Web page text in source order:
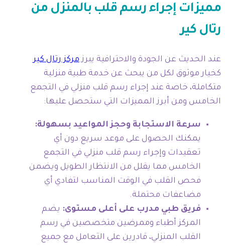
مميزات إجراء رسم قلب بالمنزل من
رتال كير
عند الحديث عن الجودة والاحترافية يبرزمركز رتال كير
كخيار موثوق لكل من يبحث عن خدمة طبية منزلية
متكاملة، خاصة عند إجراء رسم قلب منزلي في التجمع
الخامس ومن أبرز المميزات التي ستحصل عليها:
سرعة الاستجابة وحجز المواعيد بسهولة:
يمكنك الحصول على موعد سريع دون أي
تعقيدات وإجراء رسم قلب منزلي في التجمع
الخامس مما يقلل من الانتظار الطويل ويضمن
فحص القلب في الوقت المناسب لتفادي أي
مضاعفات محتملة.
فريق طبي مدرب على أعلى مستوى: يضم
المركز أطباء وممرضين متخصصين في رسم
القلب المنزلي، قادرين على التعامل مع جميع